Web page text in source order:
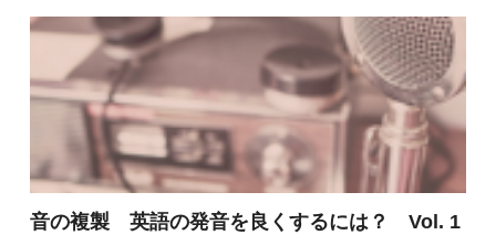
音の複製 英語の発音を良くするには？ Vol. 1